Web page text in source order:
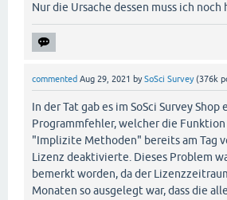
Nur die Ursache dessen muss ich noch
commented Aug 29, 2021 bySoSci Survey (376k
In der Tat gab es im SoSci Survey Shop
Programmfehler, welcher die
"Implizite Methoden" bereits am Tag
Lizenz deaktivierte. Dieses Problem
bemerkt worden, da der
Monaten so ausgelegt war, dass die